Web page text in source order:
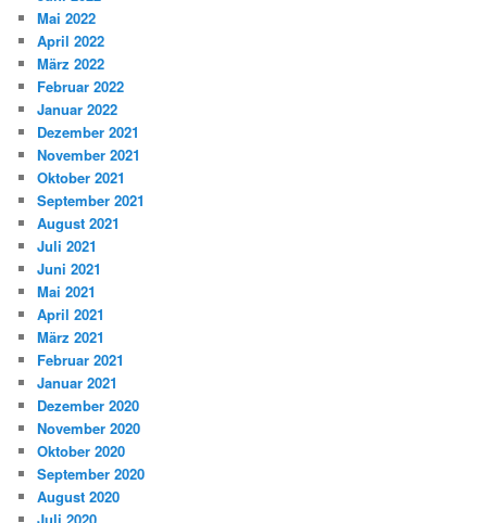
Mai 2022
April 2022
März 2022
Februar 2022
Januar 2022
Dezember 2021
November 2021
Oktober 2021
September 2021
August 2021
Juli 2021
Juni 2021
Mai 2021
April 2021
März 2021
Februar 2021
Januar 2021
Dezember 2020
November 2020
Oktober 2020
September 2020
August 2020